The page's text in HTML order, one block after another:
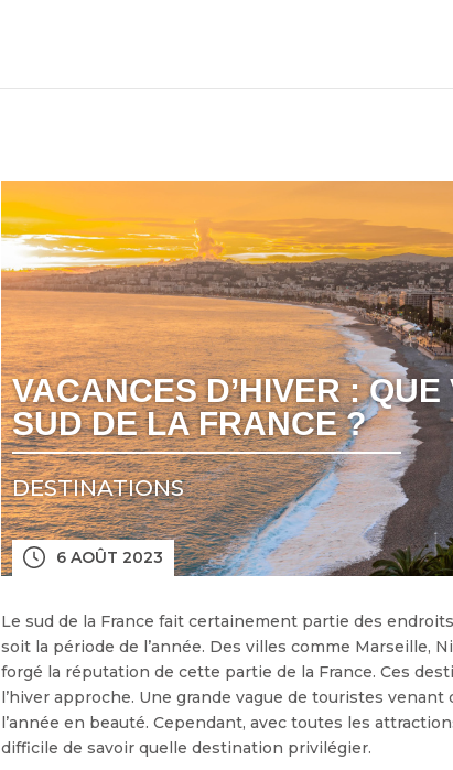
VACANCES D’HIVER :
SUD DE LA FRANCE ?
DESTINATIONS
6 AOÛT 2023
Le sud de la France fait certainement partie des
soit la période de l’année. Des villes comme Marseille,
forgé la réputation de cette partie de la France. Ces
l’hiver approche. Une grande vague de touristes
l’année en beauté. Cependant, avec toutes les
difficile de savoir quelle destination privilégier.